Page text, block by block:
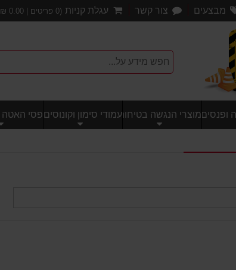
מבצעים צור קשר עגלת קניות (
0 פריטים | 0.00
ופנסיםמוצרי הנגשה בטיחותיעמודי סימון וקונוסיםפסי האטה